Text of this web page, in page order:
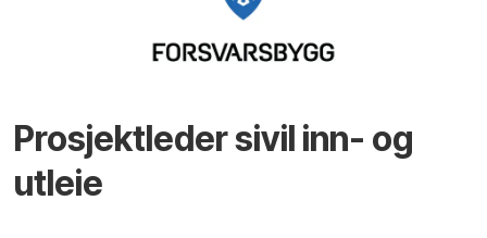
Prosjektleder sivil inn- og
utleie